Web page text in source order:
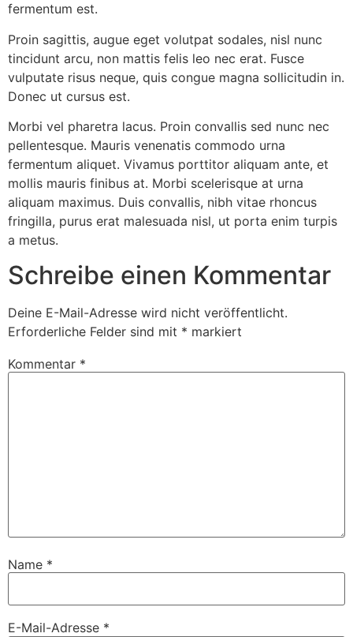
fermentum est.
Proin sagittis, augue eget volutpat sodales, nisl nunc
tincidunt arcu, non mattis felis leo nec erat. Fusce
vulputate risus neque, quis congue magna sollicitudin in.
Donec ut cursus est.
Morbi vel pharetra lacus. Proin convallis sed nunc nec
pellentesque. Mauris venenatis commodo urna
fermentum aliquet. Vivamus porttitor aliquam ante, et
mollis mauris finibus at. Morbi scelerisque at urna
aliquam maximus. Duis convallis, nibh vitae rhoncus
fringilla, purus erat malesuada nisl, ut porta enim turpis
a metus.
Schreibe einen Kommentar
Deine E-Mail-Adresse wird nicht veröffentlicht.
Erforderliche Felder sind mit * markiert
Kommentar *
Name *
E-Mail-Adresse *